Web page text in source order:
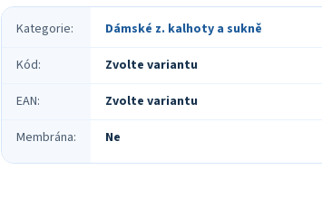
Kategorie:
Dámské z. kalhoty a sukně
Kód:
Zvolte variantu
EAN:
Zvolte variantu
Membrána: Ne